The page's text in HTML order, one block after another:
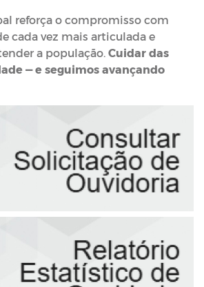
reforça o compromisso com
cada vez mais articulada e
a população. Cuidar das
— e seguimos avançando